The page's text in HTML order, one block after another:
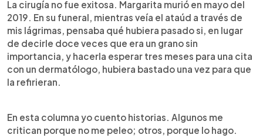
La cirugía no fue exitosa. Margarita murió en mayo del
2019. En su funeral, mientras veía el ataúd a través de
mis lágrimas, pensaba qué hubiera pasado si, en lugar
de decirle doce veces que era un grano sin
importancia, y hacerla esperar tres meses para una cita
con un dermatólogo, hubiera bastado una vez para que
la refirieran.
En esta columna yo cuento historias. Algunos me
critican porque no me peleo; otros, porque lo hago.